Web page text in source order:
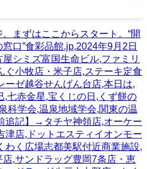
まずはここからスタート。“開
口”食彩品館.jp,2024年9月2日
シミズ富国生命ビル,ファミリ
ぐ小牧店・米子店,ステーキ定食
ーゼ越谷せんげん台店,本日は,
,七赤金星,宝くじの日,くず餅の
科学会,温泉地域学会,関東の温
追記】→タチヤ神領店,オーケー
津店,ドットエスティイオンモー
わく広場志都美駅付近商業施設,
,サンドラッグ豊岡7条店・恵